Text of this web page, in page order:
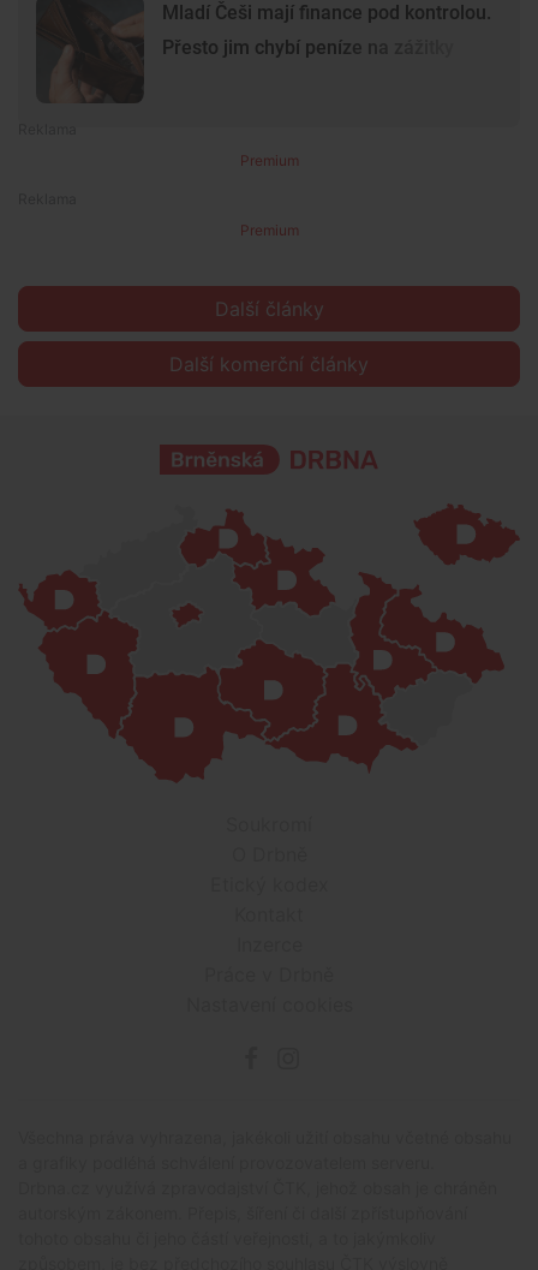
Mladí Češi mají finance pod kontrolou.
Přesto jim chybí peníze na zážitky
Premium
Premium
Další články
Další komerční články